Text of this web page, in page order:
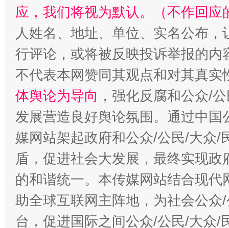
应，我们将视为默认。（不作回应
人姓名、地址、单位、实名公布
行评论，或将被反映投诉举报的
不代表本网赞同其观点和对其真实
体舆论为导向 ，强化反腐和公众/
发展营造良好舆论氛围。通过中
媒网站架起政府和公众/公民/大众/
盾，促进社会大发展，最终实现
的和谐统一。本传媒网站结合现
助全球互联网主阵地，为社会公
台，促进国际之间公众/公民/大众/